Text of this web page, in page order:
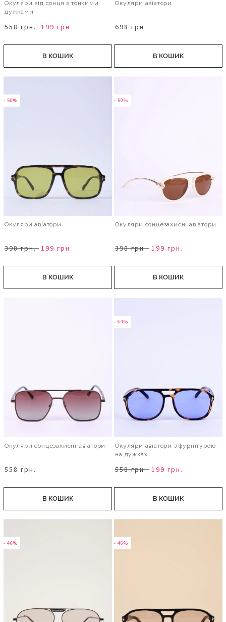
Окуляри від сонця з тонкими
дужками
558 грн. 199 грн.
В КОШИК
Окуляри авіатори
698 грн.
В КОШИК
- 50%
Окуляри авіатори
398 грн. 199 грн.
В КОШИК
- 50%
Окуляри сонцезахисні авіатори
398 грн. 199 грн.
В КОШИК
Окуляри сонцезахисні авіатори
558 грн.
В КОШИК
- 64%
Окуляри авіатори з фурнітурою
на дужках
558 грн. 199 грн.
В КОШИК
- 46% - 46%